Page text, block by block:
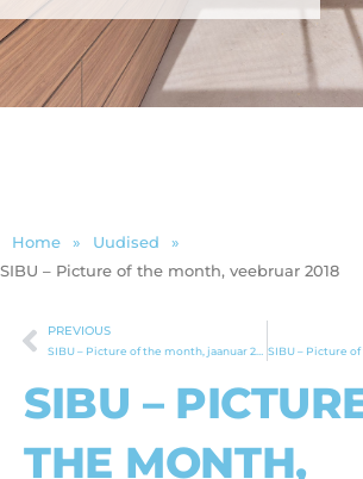
Home » Uudised
»
SIBU – Picture of the month, veebruar 2018
Prev
PREVIOUS
SIBU –
THE MONTH,